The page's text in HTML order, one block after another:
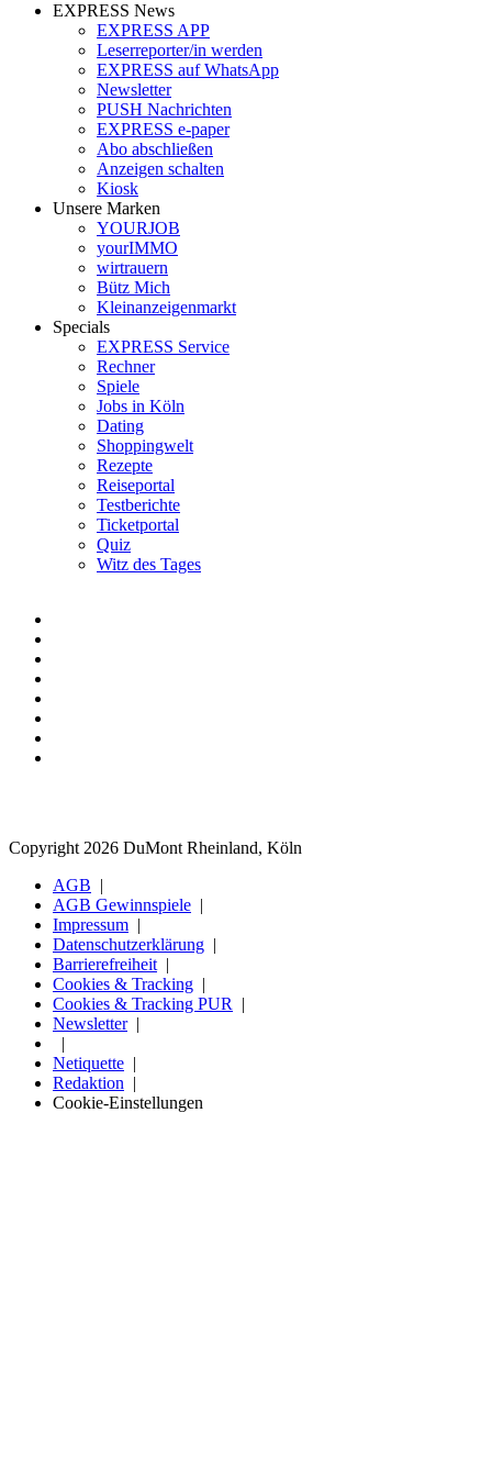
EXPRESS News
EXPRESS APP
Leserreporter/in werden
EXPRESS auf WhatsApp
Newsletter
PUSH Nachrichten
EXPRESS e-paper
Abo abschließen
Anzeigen schalten
Kiosk
Unsere Marken
YOURJOB
yourIMMO
wirtrauern
Bütz Mich
Kleinanzeigenmarkt
Specials
EXPRESS Service
Rechner
Spiele
Jobs in Köln
Dating
Shoppingwelt
Rezepte
Reiseportal
Testberichte
Ticketportal
Quiz
Witz des Tages
Copyright 2026 DuMont Rheinland, Köln
AGB
AGB Gewinnspiele
Impressum
Datenschutzerklärung
Barrierefreiheit
Cookies & Tracking
Cookies & Tracking PUR
Newsletter
Netiquette
Redaktion
Cookie-Einstellungen